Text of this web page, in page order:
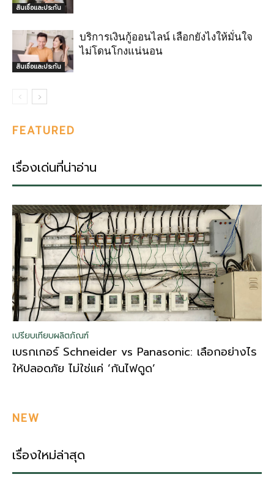
สินเชื่อและประกัน
สินเชื่อและประกัน
บริการเงินกู้ออนไลน์ เลือกยังไงให้มั่นใจ
ไม่โดนโกงแน่นอน
FEATURED
เรื่องเด่นที่น่าอ่าน
เปรียบเทียบผลิตภัณฑ์
เบรกเกอร์ Schneider vs Panasonic: เลือกอย่างไร
ให้ปลอดภัย ไม่ใช่แค่ ‘กันไฟดูด’
NEW
เรื่องใหม่ล่าสุด